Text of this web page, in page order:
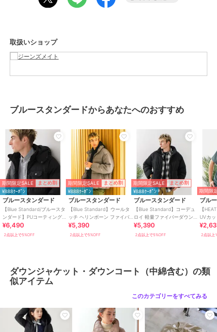
んなトップスにも合わせやすい。
トレンド感を出したいなら、ワイドカーゴやデニムカーゴ、バルーン
パンツやバレルレッグパンツ、コンバーチブルカーゴ、スノーパンツ
ワンランク上のデザイン性を手頃な価格で提供する大人のメンズカジ
期間限定セール開催中
ブランド ブルースタンダード
ショップ ジーンズメイト
商品カテゴリ
アウター・ジャケット・コート
／ダウンジャケット・ダウンコ
ート（中綿含む）
ート（中綿含む）
ダウンジャケット・ダウンコ
ート（中綿含む）
カラー
チャコールグレー、ネイビー、グ
取扱いショップ
ブルースタンダードからあなたへのおすすめ
期間限定SALE まとめ割
¥888ｸｰﾎﾟﾝ
ブルースタンダード
【Blue Standard/ブルースタ
ンダード】PUコーティング
中綿ブルゾン
¥6,490
2点以上で5%OFF
期間限定SALE まとめ割
¥888ｸｰﾎﾟﾝ
ブルースタンダード
【Blue Standard】ウールタ
ッチ ヘリンボーン ファイバ
ーダウンジャケット
¥5,390
2点以上で5%OFF
期間限定SALE まとめ割
¥888ｸｰﾎﾟﾝ
ブルースタンダード
【Blue Standard】コーデュ
ロイ 軽量ファイバーダウンジ
ャケット エコダウン
¥5,390
2点以上で5%OFF
期間限
ブル
【
UVカ
プリン
2点以上
ダウンジャケット・ダウンコート（中綿含む）の類
似アイテム
このカテゴリーをすべてみる